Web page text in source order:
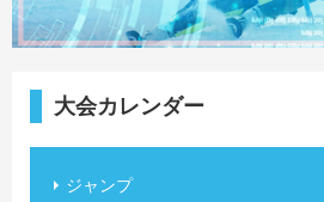
大会カレンダー
ジャンプ